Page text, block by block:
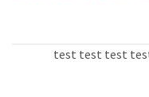
test test test